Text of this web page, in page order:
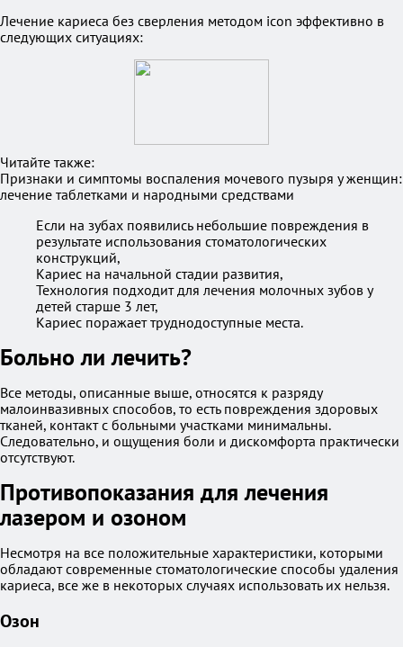
Лечение кариеса без сверления методом icon эффективно в
следующих ситуациях:
Читайте также:
Признаки и симптомы воспаления мочевого пузыря у женщин:
лечение таблетками и народными средствами
Если на зубах появились небольшие повреждения в
результате использования стоматологических
конструкций,
Кариес на начальной стадии развития,
Технология подходит для лечения молочных зубов у
детей старше 3 лет,
Кариес поражает труднодоступные места.
Больно ли лечить?
Все методы, описанные выше, относятся к разряду
малоинвазивных способов, то есть повреждения здоровых
тканей, контакт с больными участками минимальны.
Следовательно, и ощущения боли и дискомфорта практически
отсутствуют.
Противопоказания для лечения
лазером и озоном
Несмотря на все положительные характеристики, которыми
обладают современные стоматологические способы удаления
кариеса, все же в некоторых случаях использовать их нельзя.
Озон